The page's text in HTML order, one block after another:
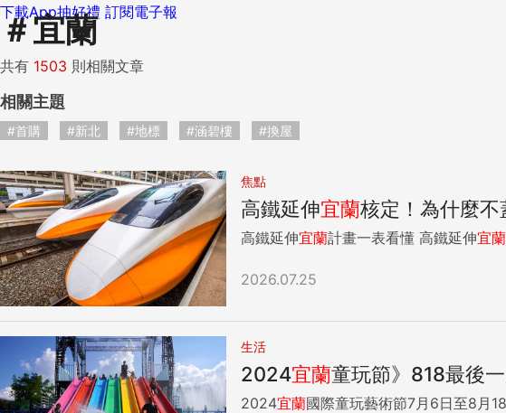
下載App抽好禮 訂閱電子報
＃宜蘭
共有 1503 則相關文章
相關主題
#首購 #新北 #地標 #涵碧樓 #換屋
焦點
高鐵延伸宜蘭核定！為什麼
高鐵延伸宜蘭 計畫一表看懂 高鐵延伸宜蘭
2026.07.25
生活
2024宜蘭童玩節》818最後
2024宜蘭國際童玩藝術節7月6日至8月